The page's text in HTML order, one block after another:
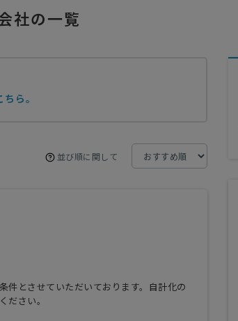
社の一覧
ら。
並び順に関して
件とさせていただいております。自計化の
ださい。